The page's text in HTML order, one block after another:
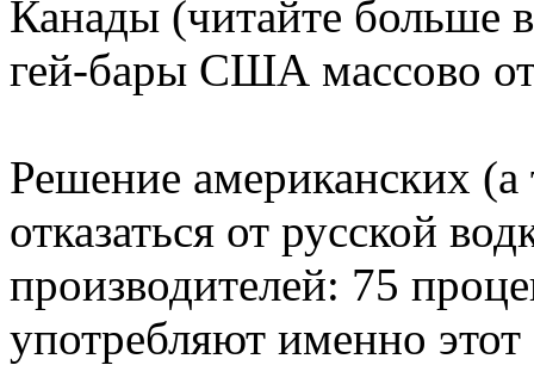
Канады (читайте больше
гей-бары США массово
Решение американских (а
отказаться от русской
производителей: 75
употребляют именно этот